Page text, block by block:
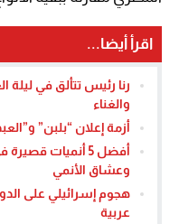
اقرأ أيضا...
رنا رئيس تتألق في
والغناء
أزمة إعلان “بلبن”
وعشاق الأنمي
هجوم إسرائيلي على
عربية